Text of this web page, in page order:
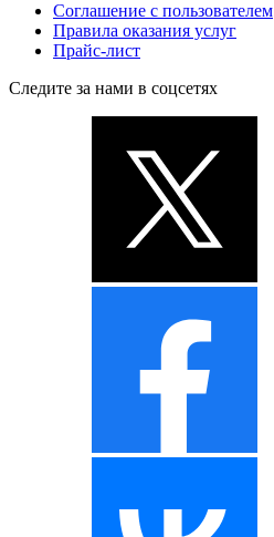
Соглашение с пользователем
Правила оказания услуг
Прайс-лист
Следите за нами в соцсетях